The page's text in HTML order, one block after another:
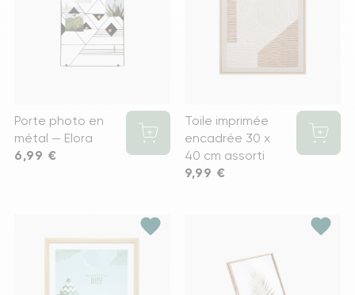
Porte photo en
métal — Elora
Prix
6,99 €
Toile imprimée
encadrée 30 x
40 cm assorti
Prix
9,99 €
favorite favorite